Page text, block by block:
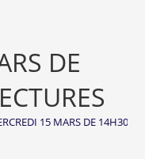
DE
15 MARS DE 14H30 A